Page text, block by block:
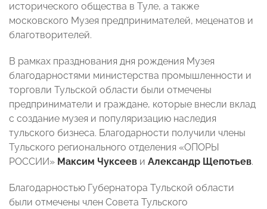
исторического общества в Туле, а также
московского Музея предпринимателей, меценатов и
благотворителей.
В рамках празднования дня рождения Музея
благодарностями министерства промышленности и
торговли Тульской области были отмечены
предприниматели и граждане, которые внесли вклад
с создание музея и популяризацию наследия
тульского бизнеса. Благодарности получили члены
Тульского регионального отделения «ОПОРЫ
РОССИИ» Максим Чуксеев и Александр Щепотьев.
Благодарностью Губернатора Тульской области
были отмечены член Совета Тульского